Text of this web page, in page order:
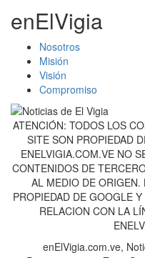
enElVigia
Nosotros
Misión
Visión
Compromiso
ATENCIÓN: TODOS LOS
SITE SON PROPIEDAD
ENELVIGIA.COM.VE NO
CONTENIDOS DE
AL MEDIO DE ORIGEN.
PROPIEDAD DE GOOGLE
RELACION CON LA
enElVigia.com.ve,